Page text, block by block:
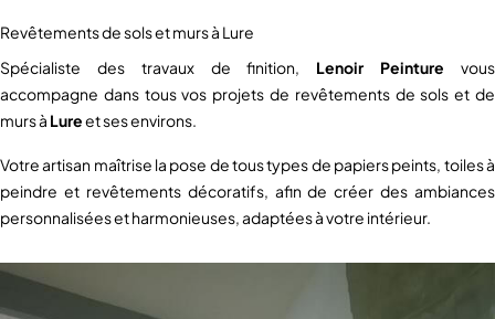
Revêtements de sols et murs à Lure
Spécialiste des travaux de finition, Lenoir Peinture vous
accompagne dans tous vos projets de revêtements de sols et de
murs à Lureet ses environs.
Votre artisan maîtrise la pose de tous types de papiers peints, toiles à
peindre et revêtements décoratifs, afin de créer des ambiances
personnalisées et harmonieuses, adaptées à votre intérieur.